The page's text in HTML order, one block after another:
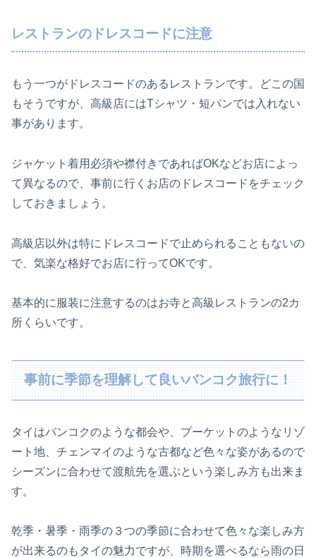
レストランのドレスコードに注意
もう一つがドレスコードのあるレストランです。どこの国
もそうですが、高級店にはTシャツ・短パンでは入れない
事があります。
ジャケット着用必須や襟付きであればOKなどお店によっ
て異なるので、事前に行くお店のドレスコードをチェック
しておきましょう。
高級店以外は特にドレスコードで止められることもないの
で、気楽な格好でお店に行ってOKです。
基本的に服装に注意するのはお寺と高級レストランの2カ
所くらいです。
事前に季節を理解して良いバンコク旅行に！
タイはバンコクのような都会や、プーケットのようなリゾ
ート地、チェンマイのような古都など色々な姿があるので
シーズンに合わせて渡航先を選ぶという楽しみ方も出来ま
す。
乾季・暑季・雨季の３つの季節に合わせて色々な楽しみ方
が出来るのもタイの魅力ですが、時期を選べるなら雨の日